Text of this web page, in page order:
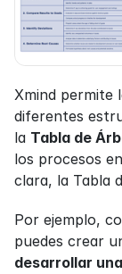
Xmind permite
diferentes
la Tabla de
los procesos
clara, la Tabla
Por ejemplo,
puedes crear
desarrollar